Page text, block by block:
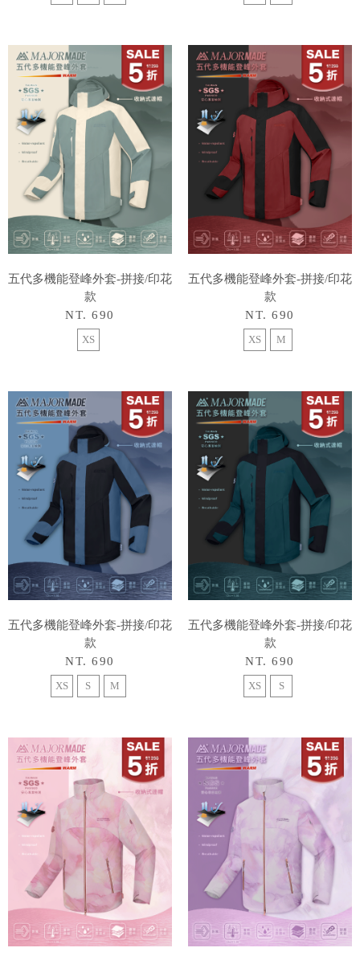
五代多機能登峰外套-拼接/印花
款
NT. 690
XS
五代多機能登峰外套-拼接/印花
款
NT. 690
XS M
五代多機能登峰外套-拼接/印花
款
NT. 690
XS S M
五代多機能登峰外套-拼接/印花
款
NT. 690
XS S